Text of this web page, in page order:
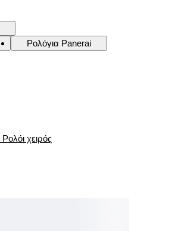
Ρολόγια Panerai
Ρολόι χειρός